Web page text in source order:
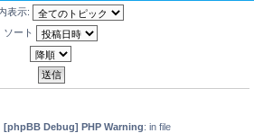
表示:
ソート
[phpBB Debug] PHP Warning: in file